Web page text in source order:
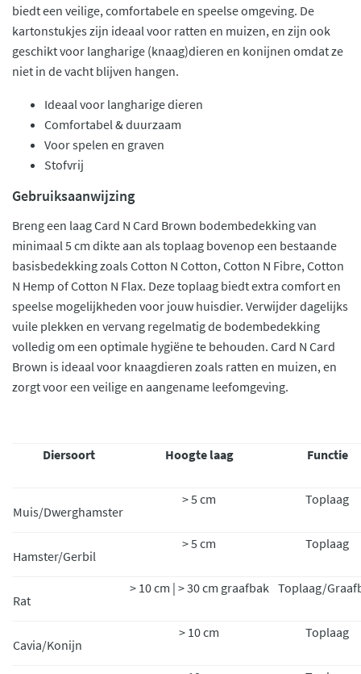
biedt een veilige, comfortabele en speelse omgeving. De
kartonstukjes zijn ideaal voor ratten en muizen, en zijn ook
geschikt voor langharige (knaag)dieren en konijnen omdat ze
niet in de vacht blijven hangen.
Ideaal voor langharige dieren
Comfortabel & duurzaam
Voor spelen en graven
Stofvrij
Gebruiksaanwijzing
Breng een laag Card N Card Brown bodembedekking van
minimaal 5 cm dikte aan als toplaag bovenop een bestaande
basisbedekking zoals Cotton N Cotton, Cotton N Fibre, Cotton
N Hemp of Cotton N Flax. Deze toplaag biedt extra comfort en
speelse mogelijkheden voor jouw huisdier. Verwijder dagelijks
vuile plekken en vervang regelmatig de bodembedekking
volledig om een optimale hygiëne te behouden. Card N Card
Brown is ideaal voor knaagdieren zoals ratten en muizen, en
zorgt voor een veilige en aangename leefomgeving.
Diersoort Hoogte laag Functie
Muis/Dwerghamster
> 5 cm Toplaag
Hamster/Gerbil
> 5 cm Toplaag
Rat
> 10 cm | > 30 cm graafbak Toplaag/
Cavia/Konijn
> 10 cm Toplaag